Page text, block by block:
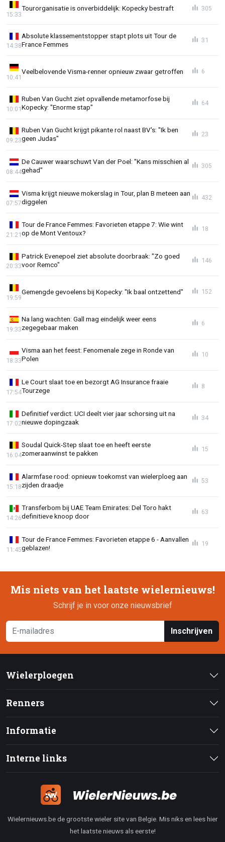
Tourorganisatie is onverbiddelijk: Kopecky bestraft
15:33
305
Absolute klassementstopper stapt plots uit Tour de
France Femmes
14:38
31
Veelbelovende Visma-renner opnieuw zwaar getroffen
10:41
6
Ruben Van Gucht ziet opvallende metamorfose bij
Kopecky: "Enorme stap"
10:01
64
Ruben Van Gucht krijgt pikante rol naast BV's: "Ik ben
geen Judas"
09:23
23
De Cauwer waarschuwt Van der Poel: "Kans misschien al
gehad"
08:44
305
Visma krijgt nieuwe mokerslag in Tour, plan B meteen aan
diggelen
07:57
432
Tour de France Femmes: Favorieten etappe 7: Wie wint
op de Mont Ventoux?
21:21
18
Patrick Evenepoel ziet absolute doorbraak: "Zo goed
voor Remco"
20:33
146
Gemengde gevoelens bij Kopecky: "Ik baal ontzettend"
19:59
152
Na lang wachten: Gall mag eindelijk weer eens
zegegebaar maken
19:33
6
Visma aan het feest: Fenomenale zege in Ronde van
Polen
18:33
10
Le Court slaat toe en bezorgt AG Insurance fraaie
Tourzege
17:54
8
Definitief verdict: UCI deelt vier jaar schorsing uit na
nieuwe dopingzaak
17:02
34
Soudal Quick-Step slaat toe en heeft eerste
zomeraanwinst te pakken
16:04
15
Alarmfase rood: opnieuw toekomst van wielerploeg aan
zijden draadje
15:18
53
Transferbom bij UAE Team Emirates: Del Toro hakt
definitieve knoop door
14:26
63
Tour de France Femmes: Favorieten etappe 6 - Aanvallen
geblazen!
11:45
19
Mis niets van het laatste wielernieuws!
Schrijf je in voor onze nieuwsbrief
Inschrijven
Wielerploegen
Renners
Informatie
Interne links
Wielernieuws.be de grootste wieler site van Belgie. Mis niks en lees hier
het laatste nieuws als eerste!